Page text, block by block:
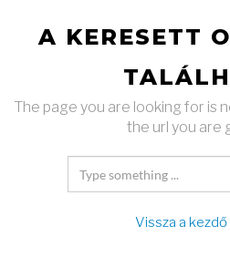
A KERESETT
The page you are looking for is
the url you are
Vissza a kezdő